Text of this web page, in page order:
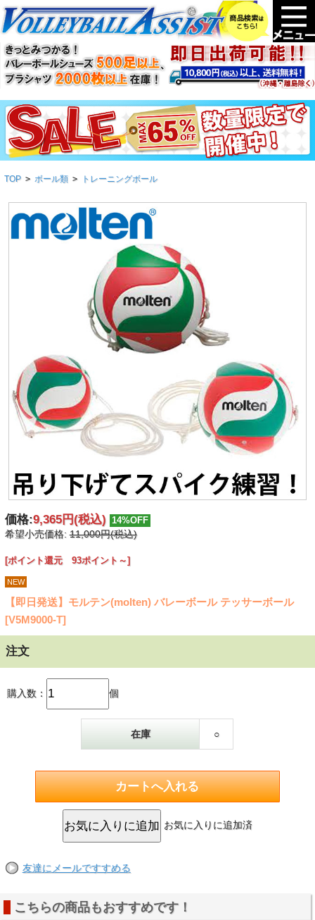
TOP > ボール類 > トレーニングボール
価格:9,365円(税込) 14%OFF
希望小売価格:11,000円(税込)
[ポイント還元 93ポイント～]
NEW
【即日発送】モルテン(molten) バレーボール テッサーボール
[V5M9000-T]
注文
購入数： 個
在庫 ○
お気に入りに追加済
友達にメールですすめる
こちらの商品もおすすめです！